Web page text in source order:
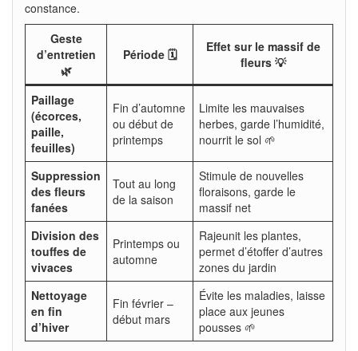
constance.
Geste
d’entretien
🌿
Période 🗓️
Effet sur le massif de
fleurs 💡
Paillage
(écorces,
paille,
feuilles)
Fin d’automne
ou début de
printemps
Limite les mauvaises
herbes, garde l’humidité,
nourrit le sol 🌱
Suppression
des fleurs
fanées
Tout au long
de la saison
Stimule de nouvelles
floraisons, garde le
massif net
Division des
touffes de
vivaces
Printemps ou
automne
Rajeunit les plantes,
permet d’étoffer d’autres
zones du jardin
Nettoyage
en fin
d’hiver
Fin février –
début mars
Évite les maladies, laisse
place aux jeunes
pousses 🌱